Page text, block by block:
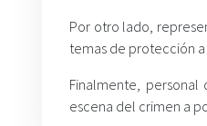
Por otro lado,
temas de protección
Finalmente,
escena del crimen a